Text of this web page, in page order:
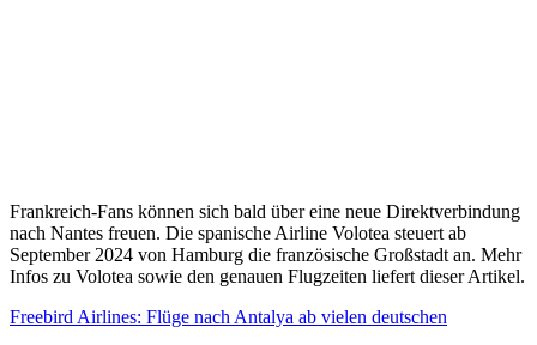
Frankreich-Fans können sich bald über eine neue Direktverbindung
nach Nantes freuen. Die spanische Airline Volotea steuert ab
September 2024 von Hamburg die französische Großstadt an. Mehr
Infos zu Volotea sowie den genauen Flugzeiten liefert dieser Artikel.
Freebird Airlines: Flüge nach Antalya ab vielen deutschen